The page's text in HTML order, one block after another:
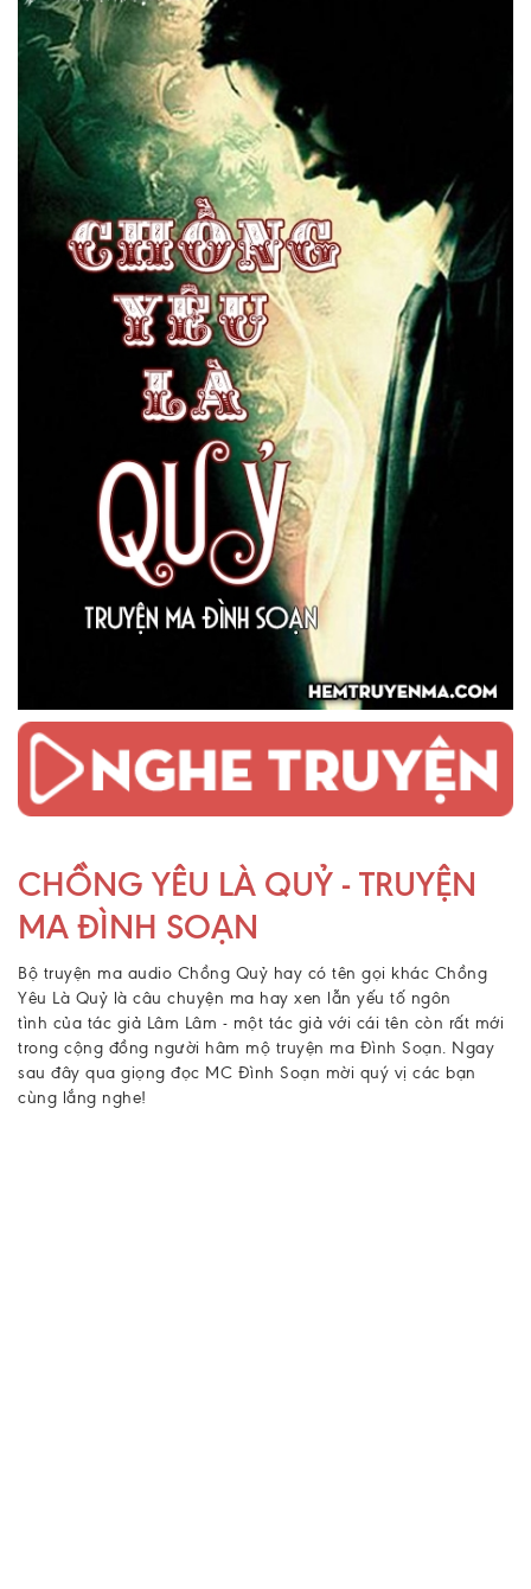
CHỒNG YÊU LÀ QUỶ - TRUYỆN
MA ĐÌNH SOẠN
Bộ truyện ma audio Chồng Quỷ hay có tên gọi khác Chồng
Yêu Là Quỷ là câu chuyện ma hay xen lẫn yếu tố ngôn
tình của tác giả Lâm Lâm - một tác giả với cái tên còn rất mới
trong cộng đồng người hâm mộ truyện ma Đình Soạn. Ngay
sau đây qua giọng đọc MC Đình Soạn mời quý vị các bạn
cùng lắng nghe!